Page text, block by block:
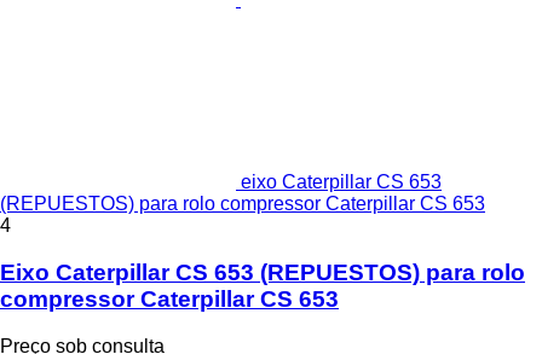
eixo Caterpillar CS 653
(REPUESTOS) para rolo compressor Caterpillar CS 653
4
Eixo Caterpillar CS 653 (REPUESTOS) para rolo
compressor Caterpillar CS 653
Preço sob consulta